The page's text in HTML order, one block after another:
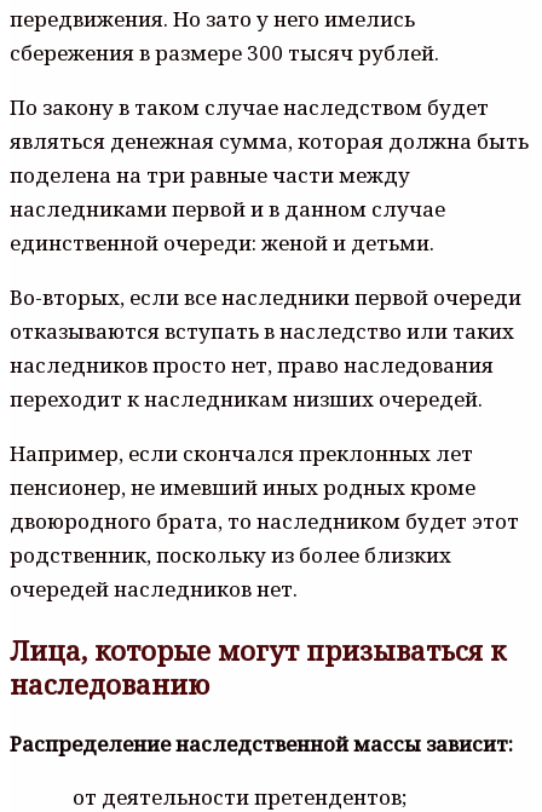
передвижения. Но зато у него имелись
сбережения в размере 300 тысяч рублей.
По закону в таком случае наследством будет
являться денежная сумма, которая должна быть
поделена на три равные части между
наследниками первой и в данном случае
единственной очереди: женой и детьми.
Во-вторых, если все наследники первой очереди
отказываются вступать в наследство или таких
наследников просто нет, право наследования
переходит к наследникам низших очередей.
Например, если скончался преклонных лет
пенсионер, не имевший иных родных кроме
двоюродного брата, то наследником будет этот
родственник, поскольку из более близких
очередей наследников нет.
Лица, которые могут призываться к
наследованию
Распределение наследственной массы зависит:
от деятельности претендентов;